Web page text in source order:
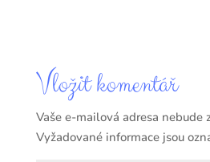
Vložit komentář
Vaše e-mailová adresa nebude
Vyžadované informace jsou